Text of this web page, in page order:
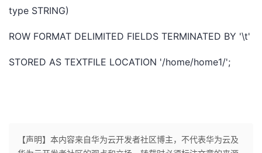
type STRING)
ROW FORMAT DELIMITED FIELDS TERMINATED BY '\t'
STORED AS TEXTFILE LOCATION '/home/home1/';
【声明】本内容来自华为云开发者社区博主，不代表华为云及